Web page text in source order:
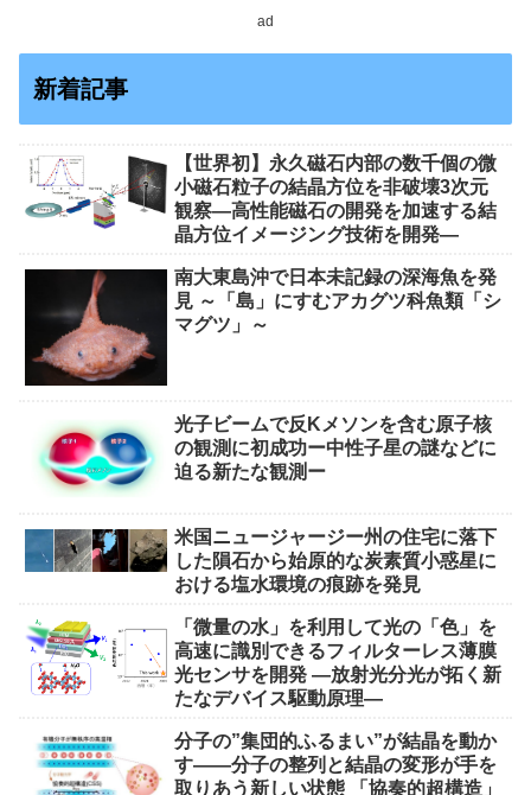
ad
新着記事
【世界初】永久磁石内部の数千個の微
小磁石粒子の結晶方位を非破壊3次元
観察―高性能磁石の開発を加速する結
晶方位イメージング技術を開発―
南大東島沖で日本未記録の深海魚を発
見 ～「島」にすむアカグツ科魚類「シ
マグツ」～
光子ビームで反Kメソンを含む原子核
の観測に初成功ー中性子星の謎などに
迫る新たな観測ー
米国ニュージャージー州の住宅に落下
した隕石から始原的な炭素質小惑星に
おける塩水環境の痕跡を発見
「微量の水」を利用して光の「色」を
高速に識別できるフィルターレス薄膜
光センサを開発 ―放射光分光が拓く新
たなデバイス駆動原理―
分子の”集団的ふるまい”が結晶を動か
す――分子の整列と結晶の変形が手を
取りあう新しい状態 「協奏的超構造」